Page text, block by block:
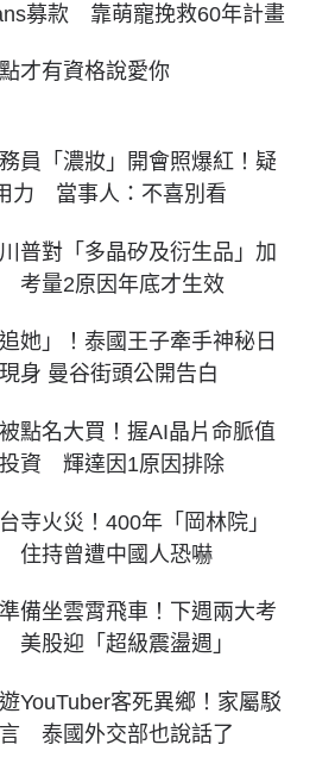
募款 靠萌寵挽救60年計畫
才有資格說愛你
員「濃妝」開會照爆紅！疑
力 當事人：不喜別看
普對「多晶矽及衍生品」加
考量2原因年底才生效
追她」！泰國王子牽手神秘日
身 曼谷街頭公開告白
點名大買！握AI晶片命脈值
資 輝達因1原因排除
寺火災！400年「岡林院」
住持曾遭中國人恐嚇
備坐雲霄飛車！下週兩大考
美股迎「超級震盪週」
YouTuber客死異鄉！家屬駁
泰國外交部也說話了